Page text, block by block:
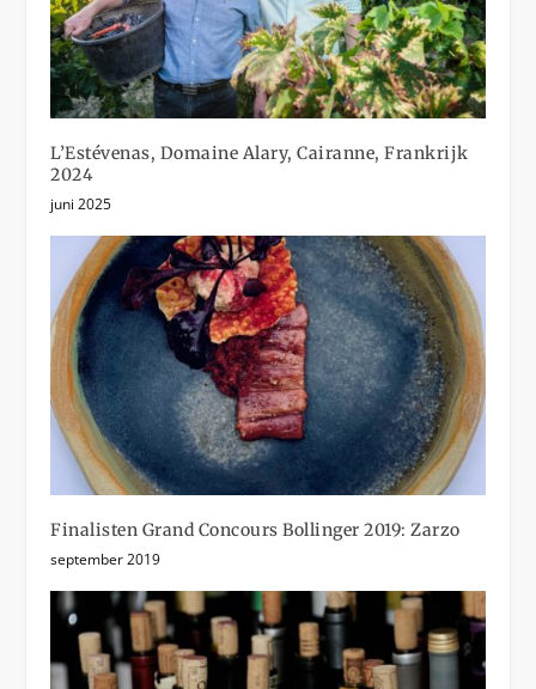
L’Estévenas, Domaine Alary, Cairanne, Frankrijk
2024
juni 2025
Finalisten Grand Concours Bollinger 2019: Zarzo
september 2019